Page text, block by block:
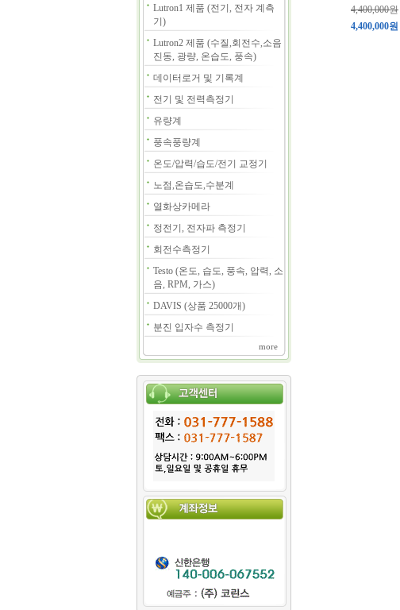
Lutron1 제품 (전기, 전자 계측
기)
Lutron2 제품 (수질,회전수,소음
진동, 광량, 온습도, 풍속)
데이터로거 및 기록계
전기 및 전력측정기
유량계
풍속풍량계
온도/압력/습도/전기 교정기
노점,온습도,수분계
열화상카메라
정전기, 전자파 측정기
회전수측정기
Testo (온도, 습도, 풍속, 압력, 소
음, RPM, 가스)
DAVIS (상품 25000개)
분진 입자수 측정기
more
4,400,000원
4,400,000원